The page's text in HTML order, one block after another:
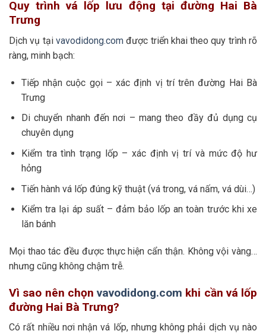
Quy trình vá lốp lưu động tại đường Hai Bà
Trưng
Dịch vụ tại vavodidong.comđược triển khai theo quy trình rõ
ràng, minh bạch:
Tiếp nhận cuộc gọi – xác định vị trí trên đường Hai Bà
Trưng
Di chuyển nhanh đến nơi – mang theo đầy đủ dụng cụ
chuyên dụng
Kiểm tra tình trạng lốp – xác định vị trí và mức độ hư
hỏng
Tiến hành vá lốp đúng kỹ thuật (vá trong, vá nấm, vá dùi…)
Kiểm tra lại áp suất – đảm bảo lốp an toàn trước khi xe
lăn bánh
Mọi thao tác đều được thực hiện cẩn thận. Không vội vàng…
nhưng cũng không chậm trễ.
Vì sao nên chọnvavodidong.com khi cần vá lốp
đường Hai Bà Trưng?
Có rất nhiều nơi nhận vá lốp, nhưng không phải dịch vụ nào